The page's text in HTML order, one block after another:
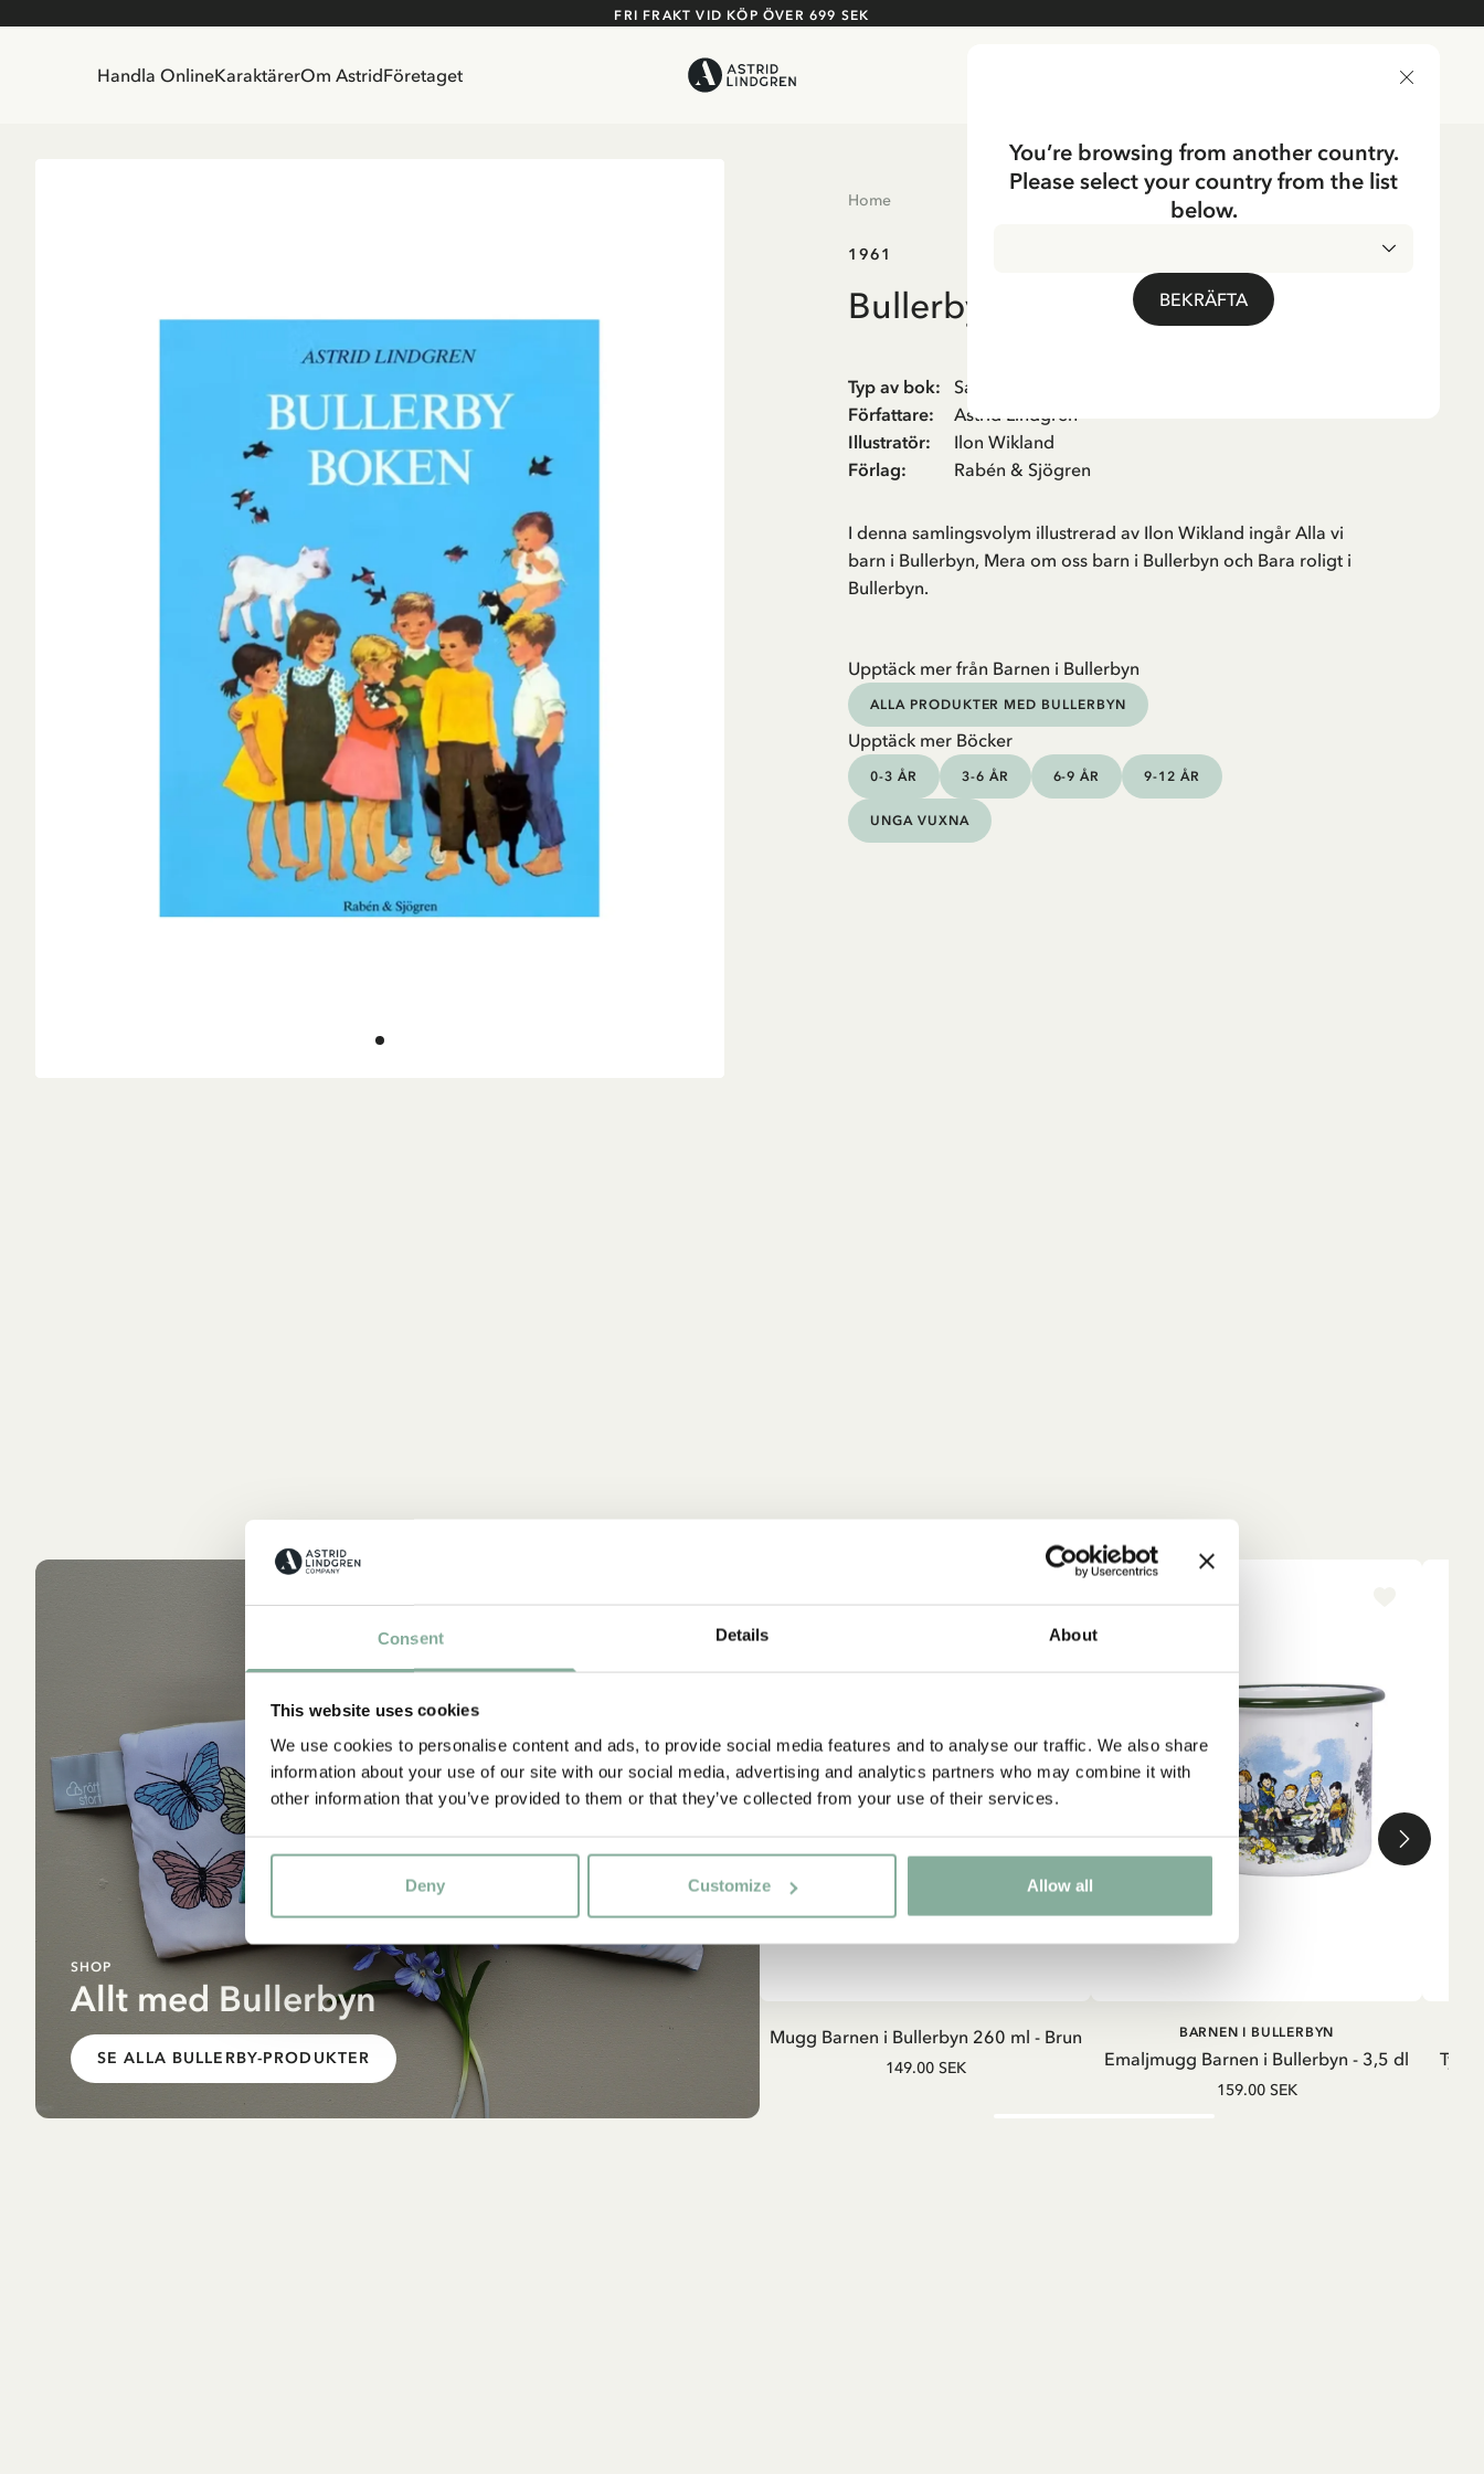
Consent Details About
This website uses cookies
We use cookies to personalise content and ads, to provide social media features and to analyse our traffic. We also share
information about your use of our site with our social media, advertising and analytics partners who may combine it with
other information that you’ve provided to them or that they’ve collected from your use of their services.
Deny Customize Allow all
FRI FRAKT VID KÖP ÖVER 699 SEK
Handla OnlineKaraktärerOm AstridFöretaget
Home
1961
Bullerbyboken
Typ av bok:
Samlingsvolym
Författare:
Astrid Lindgren
Illustratör:
Ilon Wikland
Förlag: Rabén & Sjögren
I denna samlingsvolym illustrerad av Ilon Wikland ingår Alla vi
barn i Bullerbyn, Mera om oss barn i Bullerbyn och Bara roligt i
Bullerbyn.
Upptäck mer från Barnen i Bullerbyn
ALLA PRODUKTER MED BULLERBYN
Upptäck mer Böcker
0-3 ÅR 3-6 ÅR 6-9 ÅR 9-12 ÅR
UNGA VUXNA
SHOP
Allt med Bullerbyn
SE ALLA BULLERBY-PRODUKTER
LÄGG I VARUKORG
Mugg Barnen i Bullerbyn 260 ml - Brun
149.00 SEK
LÄGG I VARUKORG
Emaljmugg Barnen i Bullerbyn - 3,5 dl
BARNEN I BULLERBYN
159.00 SEK
You’re browsing from another country.
Please select your country from the list
below.
BEKRÄFTA